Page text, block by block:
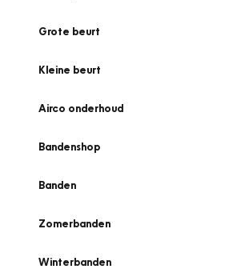
Grote beurt
Kleine beurt
Airco onderhoud
Bandenshop
Banden
Zomerbanden
Winterbanden